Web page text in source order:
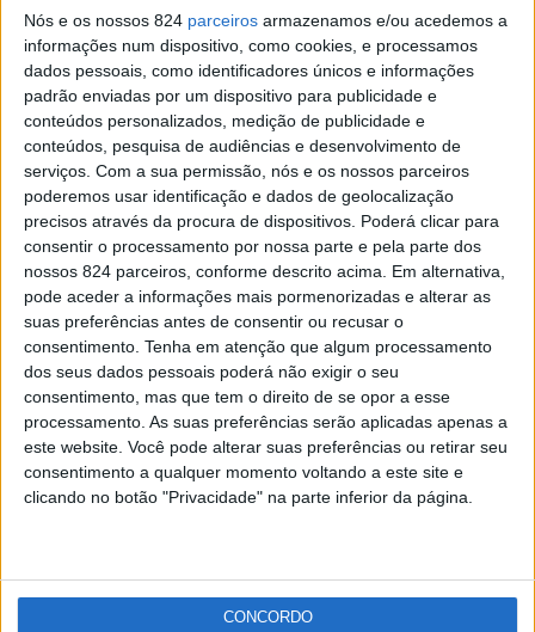
Nós e os nossos 824 parceiros armazenamos e/ou acedemos a
informações num dispositivo, como cookies, e processamos
dados pessoais, como identificadores únicos e informações
padrão enviadas por um dispositivo para publicidade e
conteúdos personalizados, medição de publicidade e
conteúdos, pesquisa de audiências e desenvolvimento de
serviços. Com a sua permissão, nós e os nossos parceiros
poderemos usar identificação e dados de geolocalização
precisos através da procura de dispositivos. Poderá clicar para
consentir o processamento por nossa parte e pela parte dos
nossos 824 parceiros, conforme descrito acima. Em alternativa,
pode aceder a informações mais pormenorizadas e alterar as
suas preferências antes de consentir ou recusar o
consentimento. Tenha em atenção que algum processamento
dos seus dados pessoais poderá não exigir o seu
consentimento, mas que tem o direito de se opor a esse
processamento. As suas preferências serão aplicadas apenas a
este website. Você pode alterar suas preferências ou retirar seu
consentimento a qualquer momento voltando a este site e
clicando no botão "Privacidade" na parte inferior da página.
CONCORDO
Donativos da acção “Três por Todos” da Renascença
atingem mais de...
Redacção - 8 de Junho, 2022
Publicidade
Publicidade
RSS X